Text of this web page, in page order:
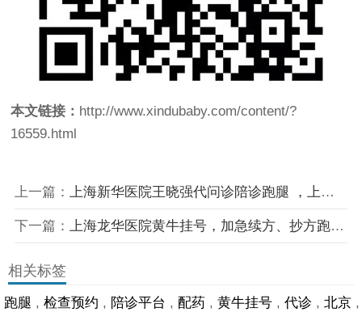
本文链接： http://www.xindubaby.com/content/?
16559.html
上一篇： 上海新华医院王晓强代问诊陪诊跑腿 ，上海驰康跑腿实操干货核心心得-------冬令进补正当时！新华医院膏方门诊为健康“加油”
下一篇： 上海龙华医院黄牛挂号，加急续方、抄方跑腿代配药 ，上海驰康跑腿实操干货核心心得-------冬令进补正当时！新华医院膏方门诊为健康“加油”
相关标签
跑腿 , 检查预约 , 陪诊平台 , 配药 , 黄牛挂号 , 代诊 , 北京 ,